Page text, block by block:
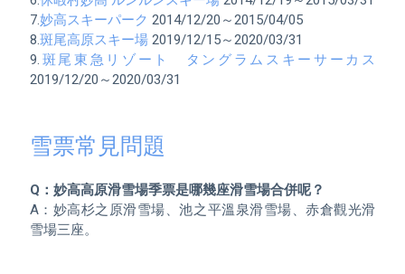
7.妙高スキーパーク 2014/12/20～2015/04/05
8.斑尾高原スキー場 2019/12/15～2020/03/31
9. 斑尾東急リゾート　タングラムスキーサーカス
2019/12/20～2020/03/31
雪票常見問題
Q：妙高高原滑雪場季票是哪幾座滑雪場合併呢？
A：妙高杉之原滑雪場、池之平溫泉滑雪場、赤倉觀光滑
雪場三座。